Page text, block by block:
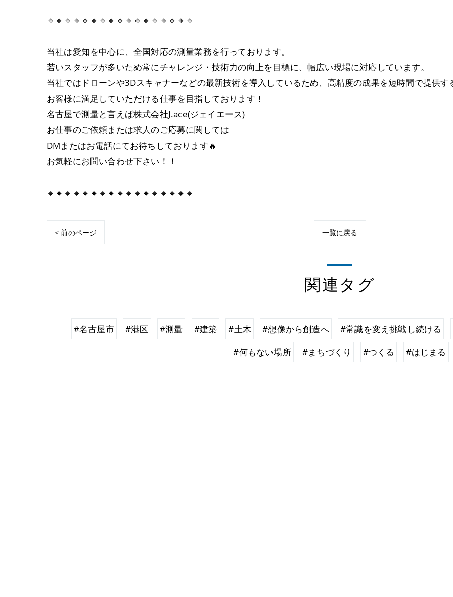
🔹🔸🔹🔸🔹🔸🔹🔸🔹🔸🔹🔸🔹🔸🔹🔸🔹
当社は愛知を中心に、全国対応の測量業務を行っております。
若いスタッフが多いため常にチャレンジ・技術力の向上を目標に、幅広い現場に対応しています。
当社ではドローンや3Dスキャナーなどの最新技術を導入しているため、高精度の成果を短時間で提供す
お客様に満足していただける仕事を目指しております！
名古屋で測量と言えば株式会社J.ace(ジェイエース)
お仕事のご依頼または求人のご応募に関しては
DMまたはお電話にてお待ちしております🔥
お気軽にお問い合わせ下さい！！
🔹🔸🔹🔸🔹🔸🔹🔸🔹🔸🔹🔸🔹🔸🔹🔸🔹
< 前のページ 一覧に戻る
関連タグ
#名古屋市 #港区 #測量 #建築 #土木 #想像から創造へ #常識を変え挑戦し続ける
#何もない場所
#まちづくり #つくる #はじまる